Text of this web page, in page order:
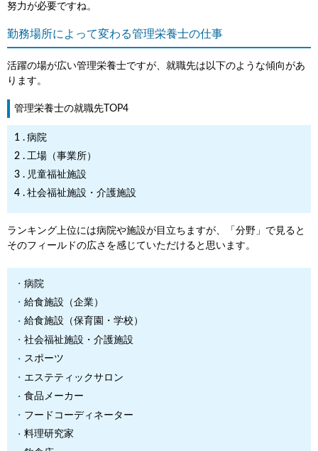
努力が必要ですね。
勤務場所によって変わる管理栄養士の仕事
活躍の場が広い管理栄養士ですが、就職先は以下のような傾向があ
ります。
管理栄養士の就職先TOP4
病院
工場（事業所）
児童福祉施設
社会福祉施設・介護施設
ランキング上位には病院や施設が目立ちますが、「分野」で見ると
そのフィールドの広さを感じていただけると思います。
病院
給食施設（企業）
給食施設（保育園・学校）
社会福祉施設・介護施設
スポーツ
エステティックサロン
食品メーカー
フードコーディネーター
料理研究家